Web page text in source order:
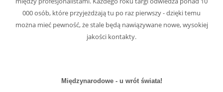
000 osób, które przyjeżdżają tu po raz pierwszy - dzięki temu
można mieć pewność, że stale będą nawiązywane nowe, wysokiej
jakości kontakty.
Międzynarodowe - u wrót świata!